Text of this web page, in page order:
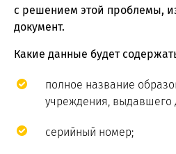
с решением этой проблемы,
документ.
Какие данные будет
полное название
учреждения, выдавшего
серийный номер;